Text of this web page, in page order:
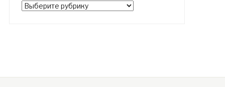
Рубрики